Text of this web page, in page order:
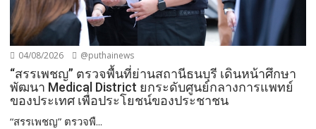
04/08/2026 @puthainews
“สรรเพชญ” ตรวจพื้นที่ย่านสถานีธนบุรี เดินหน้าศึกษา
พัฒนา Medical District ยกระดับศูนย์กลางการแพทย์
ของประเทศ เพื่อประโยชน์ของประชาชน
“สรรเพชญ” ตรวจพื...